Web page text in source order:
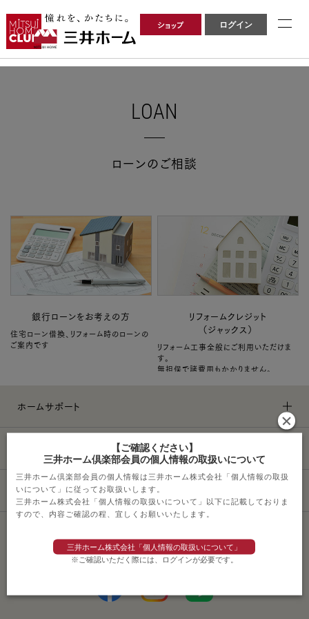
ショップ ログイン
LOAN
ローンのご相談
銀行ローンをお考えの方
住宅ローン借換、リフォーム時のローンの
ご案内です
リフォームクレジット
（ジャックス）
リフォーム工事全般にご利用いただけま
す。
無担保で諸費用もかかりません。
ホームサポート
その他サービス
ソーシャルメディアポリシー
【ご確認ください】
三井ホーム倶楽部会員の個人情報の取扱いについて
三井ホーム倶楽部会員の個人情報は三井ホーム株式会社「個人情報の取扱
いについて」に従ってお取扱いします。
三井ホーム株式会社「個人情報の取扱いについて」以下に記載しておりま
すので、内容ご確認の程、宜しくお願いいたします。
三井ホーム株式会社「個人情報の取扱いについて」
※ご確認いただく際には、ログインが必要です。